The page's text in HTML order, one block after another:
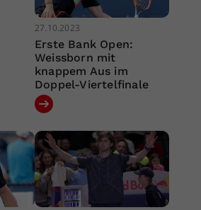
27.10.2023
Erste Bank Open:
Weissborn mit
knappem Aus im
Doppel-Viertelfinale